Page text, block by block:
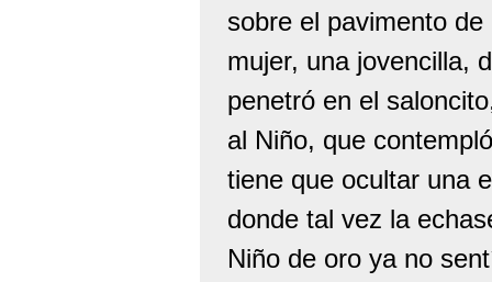
sobre el pavimento
mujer, una jovencilla,
penetró en el
al Niño, que
tiene que ocultar una
donde tal vez la
Niño de oro ya no